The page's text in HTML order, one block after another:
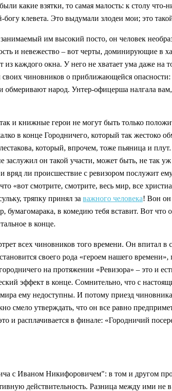
какие взятки, то самая малость: к столу
клевета. Это выдумали злодеи мои; это
им высокий посто, он человек
и невежество – вот черты, доминирующие в
каждого окна. У него не хватает ума даже на
чиновников о приближающейся
народ. Унтер-офицерша налгала вам,
и книжные герои не могут быть только
в конце Городничего, который так жестоко
который, впрочем, тоже пьяница и
он такой участи, может быть, не так
ли происшествие с ревизором послужит
«вот смотрите, смотрите, весь мир, все
тряпку принял за важного человека! Вон он
в комедию тебя вставит. Вот что
в конце.
всех чиновников того времени. Он впитал в
своего рода «героем нашего
на протяжении «Ревизора» – это и
эффект в конце. Сомнительно, что с
ему недоступны. И потому приезд
смело утверждать, что он все равно
и расплачивается в финале: «Городничий
с Иваном Никифоровичем": в том и другом
действительность. Разница между ими не